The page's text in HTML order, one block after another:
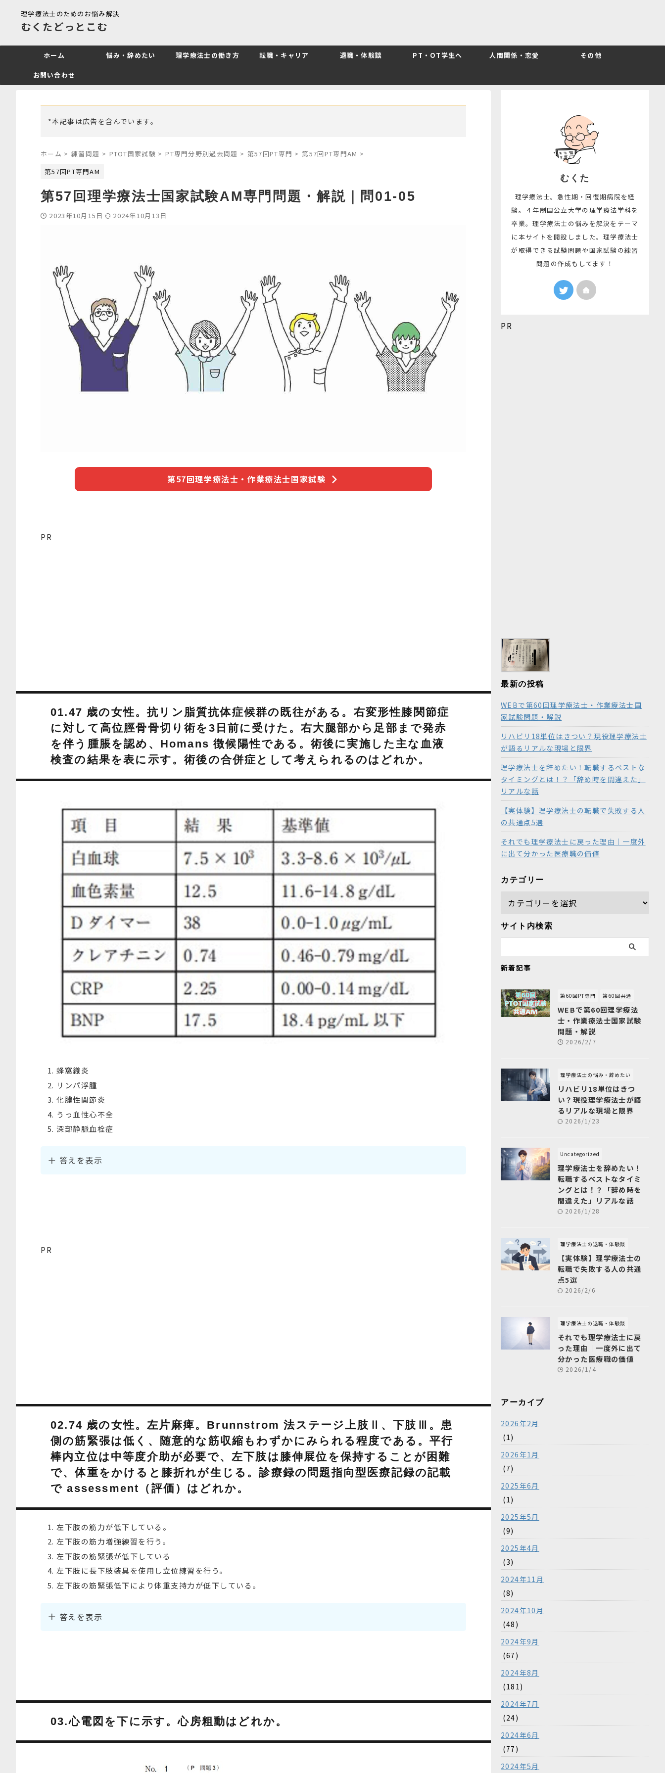
理学療法士のためのお悩み解決
むくたどっとこむ
ホーム 悩み・辞めたい 理学療法士の働き方 転職・キャリア 退職・体験談 PT・OT学生へ 人間関係・恋愛 その他
お問い合わせ
*本記事は広告を含んでいます。
ホーム > 練習問題 > PTOT国家試験 > PT専門分野別過去問題 > 第57回PT専門 > 第57回PT専門AM >
第57回PT専門AM
第57回理学療法士国家試験AM専門問題・解説｜問01-05
2023年10月15日 2024年10月13日
第57回理学療法士・作業療法士国家試験
PR
01.47 歳の女性。抗リン脂質抗体症候群の既往がある。右変形性膝関節症
に対して高位脛骨骨切り術を3日前に受けた。右大腿部から足部まで発赤
を伴う腫脹を認め、Homans 徴候陽性である。術後に実施した主な血液
検査の結果を表に示す。術後の合併症として考えられるのはどれか。
蜂窩織炎
リンパ浮腫
化膿性関節炎
うっ血性心不全
深部静脈血栓症
答えを表示
PR
02.74 歳の女性。左片麻痺。Brunnstrom 法ステージ上肢Ⅱ、下肢Ⅲ。患
側の筋緊張は低く、随意的な筋収縮もわずかにみられる程度である。平行
棒内立位は中等度介助が必要で、左下肢は膝伸展位を保持することが困難
で、体重をかけると膝折れが生じる。診療録の問題指向型医療記録の記載
で assessment（評価）はどれか。
左下肢の筋力が低下している。
左下肢の筋力増強練習を行う。
左下肢の筋緊張が低下している
左下肢に長下肢装具を使用し立位練習を行う。
左下肢の筋緊張低下により体重支持力が低下している。
答えを表示
03.心電図を下に示す。心房粗動はどれか。
むくた
理学療法士。急性期・回復期病院を経
験。４年制国公立大学の理学療法学科を
卒業。理学療法士の悩みを解決をテーマ
に本サイトを開設しました。理学療法士
が取得できる試験問題や国家試験の練習
問題の作成もしてます！
PR
最新の投稿
WEBで第60回理学療法士・作業療法士国
家試験問題・解説
リハビリ18単位はきつい？現役理学療法士
が語るリアルな現場と限界
理学療法士を辞めたい！転職するベストな
タイミングとは！？「辞め時を間違えた」
リアルな話
【実体験】理学療法士の転職で失敗する人
の共通点5選
それでも理学療法士に戻った理由｜一度外
に出て分かった医療職の価値
カテゴリー
サイト内検索
新着記事
第60回PT専門 第60回共通
WEBで第60回理学療法
士・作業療法士国家試験
問題・解説
2026/2/7
理学療法士の悩み・辞めたい
リハビリ18単位はきつ
い？現役理学療法士が語
るリアルな現場と限界
2026/1/23
Uncategorized
理学療法士を辞めたい！
転職するベストなタイミ
ングとは！？「辞め時を
間違えた」リアルな話
2026/1/28
理学療法士の退職・体験談
【実体験】理学療法士の
転職で失敗する人の共通
点5選
2026/2/6
理学療法士の退職・体験談
それでも理学療法士に戻
った理由｜一度外に出て
分かった医療職の価値
2026/1/4
アーカイブ
2026年2月
(1)
2026年1月
(7)
2025年6月
(1)
2025年5月
(9)
2025年4月
(3)
2024年11月
(8)
2024年10月
(48)
2024年9月
(67)
2024年8月
(181)
2024年7月
(24)
2024年6月
(77)
2024年5月